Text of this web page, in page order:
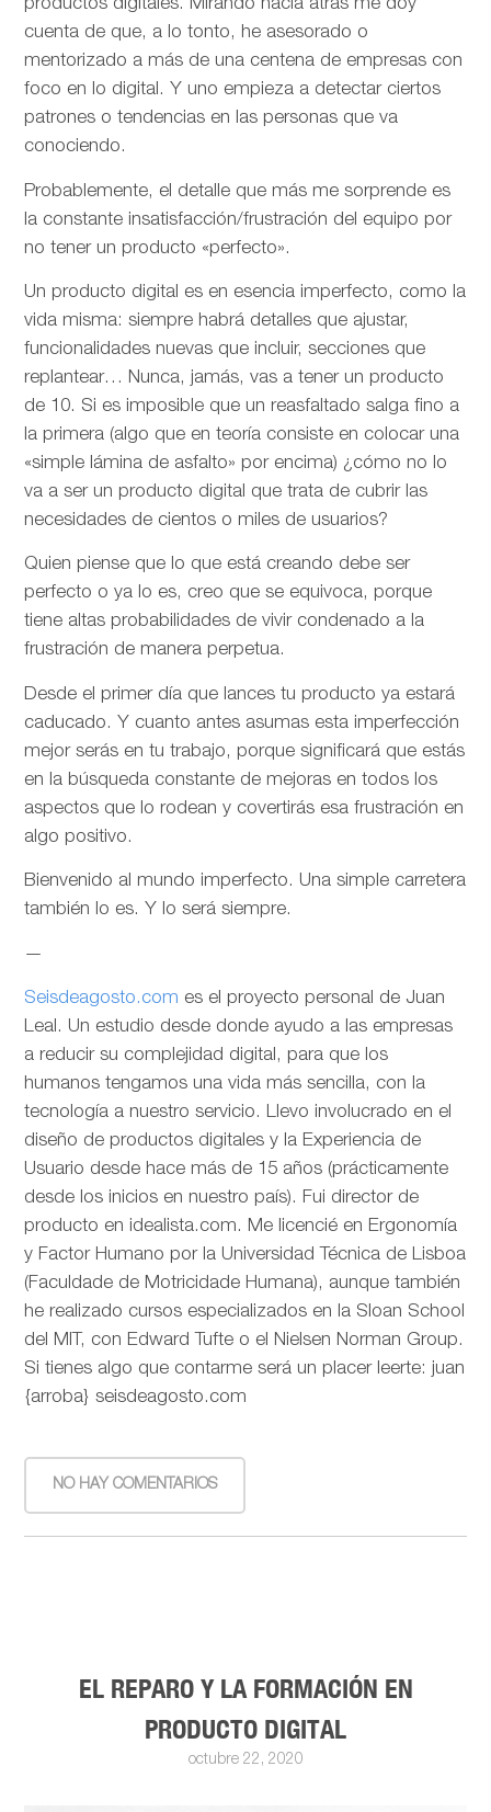
productos digitales. Mirando hacia atrás me doy
cuenta de que, a lo tonto, he asesorado o
mentorizado a más de una centena de empresas con
foco en lo digital. Y uno empieza a detectar ciertos
patrones o tendencias en las personas que va
conociendo.
Probablemente, el detalle que más me sorprende es
la constante insatisfacción/frustración del equipo por
no tener un producto «perfecto».
Un producto digital es en esencia imperfecto, como la
vida misma: siempre habrá detalles que ajustar,
funcionalidades nuevas que incluir, secciones que
replantear… Nunca, jamás, vas a tener un producto
de 10. Si es imposible que un reasfaltado salga fino a
la primera (algo que en teoría consiste en colocar una
«simple lámina de asfalto» por encima) ¿cómo no lo
va a ser un producto digital que trata de cubrir las
necesidades de cientos o miles de usuarios?
Quien piense que lo que está creando debe ser
perfecto o ya lo es, creo que se equivoca, porque
tiene altas probabilidades de vivir condenado a la
frustración de manera perpetua.
Desde el primer día que lances tu producto ya estará
caducado. Y cuanto antes asumas esta imperfección
mejor serás en tu trabajo, porque significará que estás
en la búsqueda constante de mejoras en todos los
aspectos que lo rodean y covertirás esa frustración en
algo positivo.
Bienvenido al mundo imperfecto. Una simple carretera
también lo es. Y lo será siempre.
—
Seisdeagosto.com es el proyecto personal de Juan
Leal. Un estudio desde donde ayudo a las empresas
a reducir su complejidad digital, para que los
humanos tengamos una vida más sencilla, con la
tecnología a nuestro servicio. Llevo involucrado en el
diseño de productos digitales y la Experiencia de
Usuario desde hace más de 15 años (prácticamente
desde los inicios en nuestro país). Fui director de
producto en idealista.com. Me licencié en Ergonomía
y Factor Humano por la Universidad Técnica de Lisboa
(Faculdade de Motricidade Humana), aunque también
he realizado cursos especializados en la Sloan School
del MIT, con Edward Tufte o el Nielsen Norman Group.
Si tienes algo que contarme será un placer leerte: juan
{arroba} seisdeagosto.com
NO HAY COMENTARIOS
EL REPARO Y LA FORMACIÓN EN
PRODUCTO DIGITAL
octubre 22, 2020